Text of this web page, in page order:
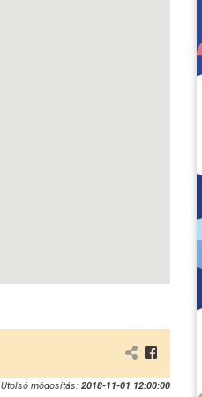
Utolsó módosítás: 2018-11-01 12:00:00